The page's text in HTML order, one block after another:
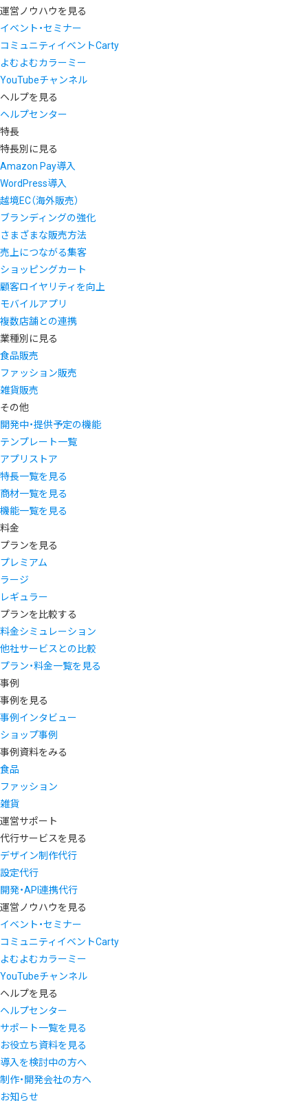
運営ノウハウを見る
イベント・セミナー
コミュニティイベントCarty
よむよむカラーミー
YouTubeチャンネル
ヘルプを見る
ヘルプセンター
特長
特長別に見る
Amazon Pay導入
WordPress導入
越境EC（海外販売）
ブランディングの強化
さまざまな販売方法
売上につながる集客
ショッピングカート
顧客ロイヤリティを向上
モバイルアプリ
複数店舗との連携
業種別に見る
食品販売
ファッション販売
雑貨販売
その他
開発中・提供予定の機能
テンプレート一覧
アプリストア
特長一覧を見る
商材一覧を見る
機能一覧を見る
料金
プランを見る
プレミアム
ラージ
レギュラー
プランを比較する
料金シミュレーション
他社サービスとの比較
プラン・料金一覧を見る
事例
事例を見る
事例インタビュー
ショップ事例
事例資料をみる
食品
ファッション
雑貨
運営サポート
代行サービスを見る
デザイン制作代行
設定代行
開発・API連携代行
運営ノウハウを見る
イベント・セミナー
コミュニティイベントCarty
よむよむカラーミー
YouTubeチャンネル
ヘルプを見る
ヘルプセンター
サポート一覧を見る
お役立ち資料を見る
導入を検討中の方へ
制作・開発会社の方へ
お知らせ